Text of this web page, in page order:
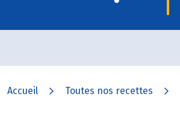
Accueil Toutes nos recettes